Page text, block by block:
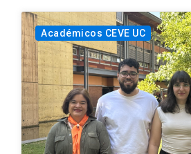
Académicos CEVE UC